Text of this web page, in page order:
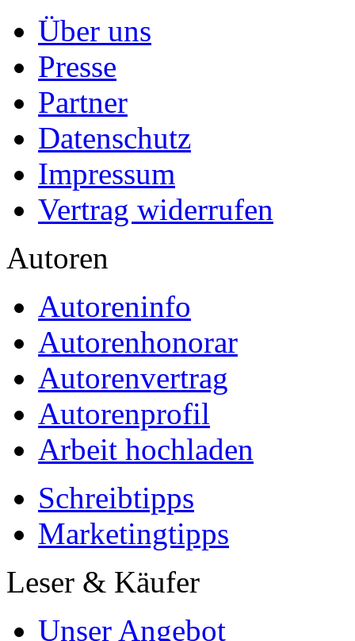
Über uns
Presse
Partner
Datenschutz
Impressum
Vertrag widerrufen
Autoren
Autoreninfo
Autorenhonorar
Autorenvertrag
Autorenprofil
Arbeit hochladen
Schreibtipps
Marketingtipps
Leser & Käufer
Unser Angebot